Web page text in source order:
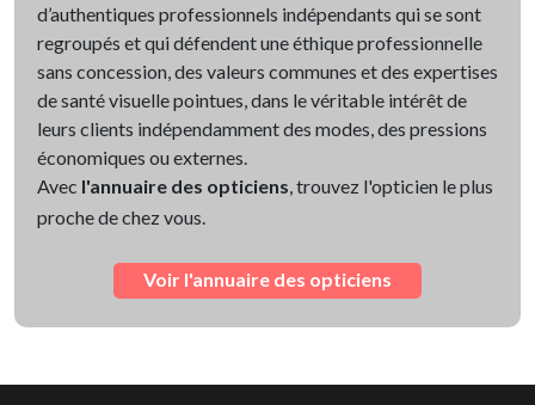
d’authentiques professionnels indépendants qui se sont
regroupés et qui défendent une éthique professionnelle
sans concession, des valeurs communes et des expertises
de santé visuelle pointues, dans le véritable intérêt de
leurs clients indépendamment des modes, des pressions
économiques ou externes.
Avec l'annuaire des opticiens , trouvez l'opticien le plus
proche de chez vous.
Voir l'annuaire des opticiens